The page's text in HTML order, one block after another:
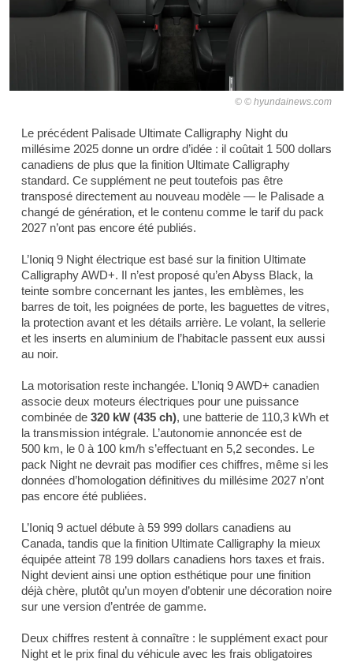
© hyundainews.com
Le précédent Palisade Ultimate Calligraphy Night du
millésime 2025 donne un ordre d’idée : il coûtait 1 500 dollars
canadiens de plus que la finition Ultimate Calligraphy
standard. Ce supplément ne peut toutefois pas être
transposé directement au nouveau modèle — le Palisade a
changé de génération, et le contenu comme le tarif du pack
2027 n’ont pas encore été publiés.
L’Ioniq 9 Night électrique est basé sur la finition Ultimate
Calligraphy AWD+. Il n’est proposé qu’en Abyss Black, la
teinte sombre concernant les jantes, les emblèmes, les
barres de toit, les poignées de porte, les baguettes de vitres,
la protection avant et les détails arrière. Le volant, la sellerie
et les inserts en aluminium de l’habitacle passent eux aussi
au noir.
La motorisation reste inchangée. L’Ioniq 9 AWD+ canadien
associe deux moteurs électriques pour une puissance
combinée de 320 kW (435 ch), une batterie de 110,3 kWh et
la transmission intégrale. L’autonomie annoncée est de
500 km, le 0 à 100 km/h s’effectuant en 5,2 secondes. Le
pack Night ne devrait pas modifier ces chiffres, même si les
données d’homologation définitives du millésime 2027 n’ont
pas encore été publiées.
L’Ioniq 9 actuel débute à 59 999 dollars canadiens au
Canada, tandis que la finition Ultimate Calligraphy la mieux
équipée atteint 78 199 dollars canadiens hors taxes et frais.
Night devient ainsi une option esthétique pour une finition
déjà chère, plutôt qu’un moyen d’obtenir une décoration noire
sur une version d’entrée de gamme.
Deux chiffres restent à connaître : le supplément exact pour
Night et le prix final du véhicule avec les frais obligatoires